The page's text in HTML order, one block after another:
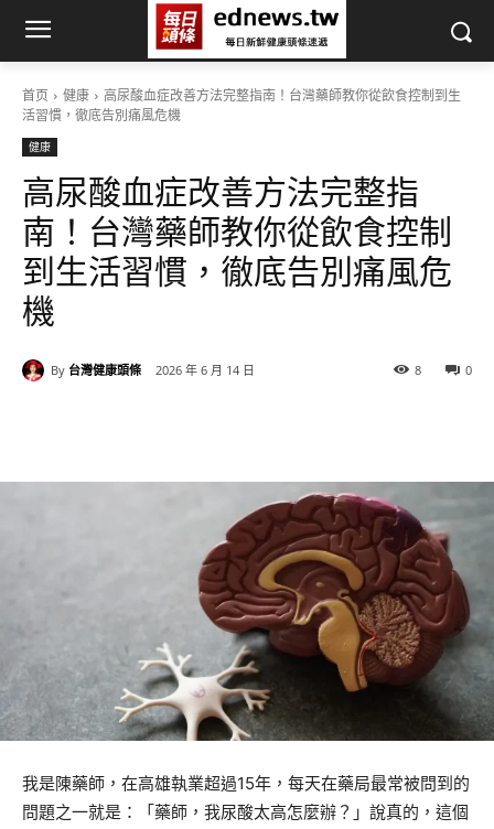
首页 健康
高尿酸血症改善方法完整指南！台灣藥師教你從飲食控制到生
活習慣，徹底告別痛風危機
健康
高尿酸血症改善方法完整指
南！台灣藥師教你從飲食控制
到生活習慣，徹底告別痛風危
機
By 台灣健康頭條 2026 年 6 月 14 日 0
8
我是陳藥師，在高雄執業超過15年，每天在藥局最常被問到的
問題之一就是：「藥師，我尿酸太高怎麼辦？」說真的，這個